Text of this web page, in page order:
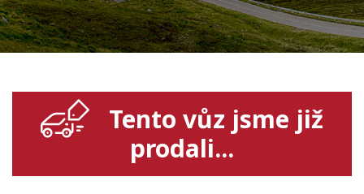
Tento vůz jsme již
prodali...